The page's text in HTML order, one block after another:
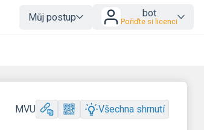
Můj postup bot
Pořiďte si licenci
MVU Všechna shrnutí